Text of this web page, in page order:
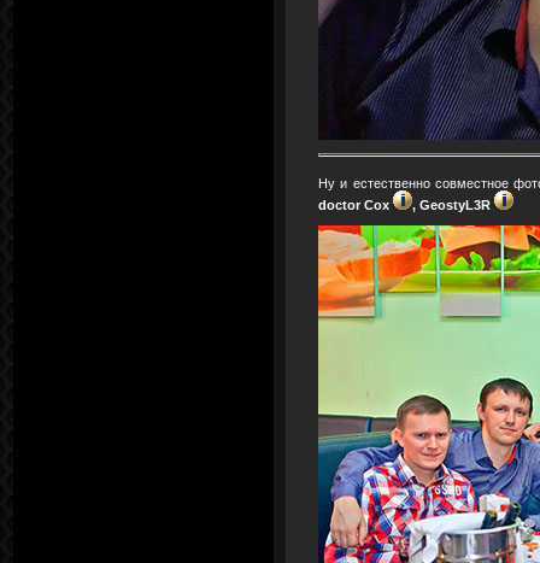
Ну и естественно совместное
doctor Cox
, GeostyL3R